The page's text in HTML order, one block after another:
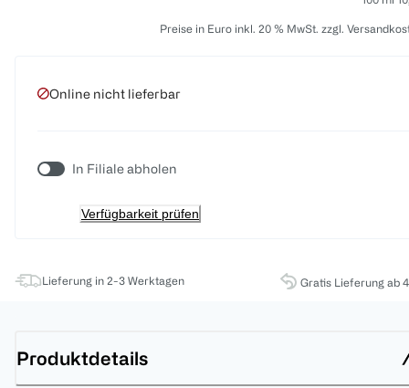
Preise in Euro inkl. 20 % MwSt. zzgl.
Online nicht lieferbar
In Filiale abholen
Verfügbarkeit prüfen
Lieferung in 2-3 Werktagen Gratis Lieferung ab
Produktdetails